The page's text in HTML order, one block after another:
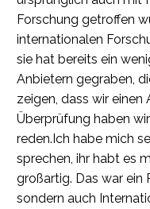
Forschung getroffen
internationalen
sie hat bereits ein
Anbietern gegraben,
zeigen, dass wir einen
Überprüfung haben
reden.Ich habe mich
sprechen, ihr habt es
großartig. Das war ein
sondern auch